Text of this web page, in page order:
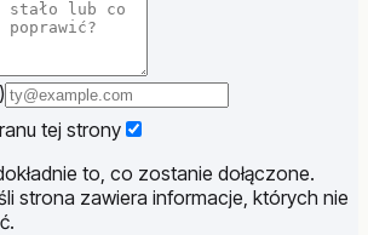
tej strony
to, co zostanie dołączone.
strona zawiera informacje, których nie